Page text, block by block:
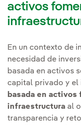
activos
En un contexto de
necesidad de
basada en activos
capital privado y el
basada en
infraestructura al
transparencia y